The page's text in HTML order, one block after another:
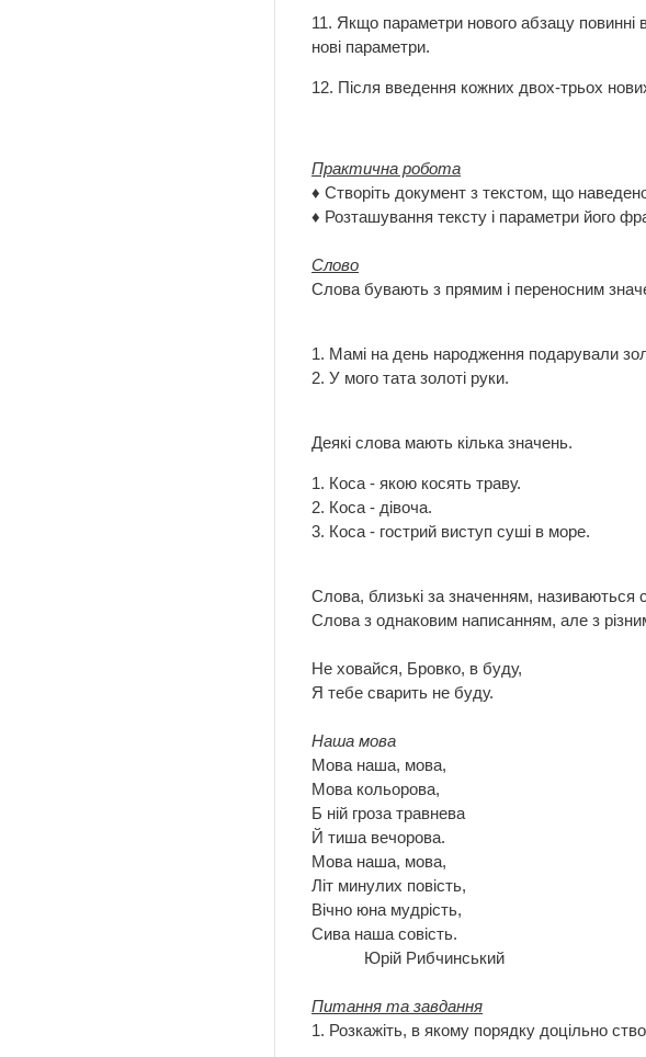
11. Якщо параметри нового абзацу повинні
нові параметри.
12. Після введення кожних двох-трьох
Практична робота
♦ Створіть документ з текстом, що
♦ Розташування тексту і параметри його
Слово
Слова бувають з прямим і переносним
1. Мамі на день народження подарували
2. У мого тата золоті руки.
Деякі слова мають кілька значень.
1. Коса - якою косять траву.
2. Коса - дівоча.
3. Коса - гострий виступ суші в море.
Слова, близькі за значенням, називаються
Слова з однаковим написанням, але з
Не ховайся, Бровко, в буду,
Я тебе сварить не буду.
Наша мова
Мова наша, мова,
Мова кольорова,
Б ній гроза травнева
Й тиша вечорова.
Мова наша, мова,
Літ минулих повість,
Вічно юна мудрість,
Сива наша совість.
Юрій Рибчинський
Питання та завдання
1. Розкажіть, в якому порядку доцільно